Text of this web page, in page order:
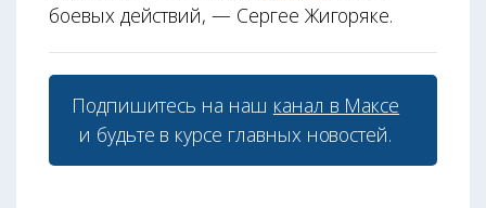
боевых действий, — Сергее Жигоряке.
Подпишитесь на наш канал в Максе
и будьте в курсе главных новостей.